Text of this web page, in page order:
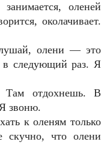
оленей
околачивает.
олени — это
в следующий раз. Я
Там отдохнешь. В
звоню.
к оленям только
скучно, что олени